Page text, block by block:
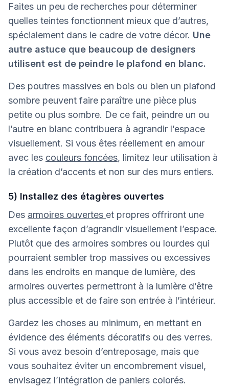
Faites un peu de recherches pour déterminer
quelles teintes fonctionnent mieux que d’autres,
spécialement dans le cadre de votre décor. Une
autre astuce que beaucoup de designers
utilisent est de peindre le plafond en blanc.
Des poutres massives en bois ou bien un plafond
sombre peuvent faire paraître une pièce plus
petite ou plus sombre. De ce fait, peindre un ou
l’autre en blanc contribuera à agrandir l’espace
visuellement. Si vous êtes réellement en amour
avec les couleurs foncées, limitez leur utilisation à
la création d’accents et non sur des murs entiers.
5) Installez des étagères ouvertes
Des armoires ouvertes et propres offriront une
excellente façon d’agrandir visuellement l’espace.
Plutôt que des armoires sombres ou lourdes qui
pourraient sembler trop massives ou excessives
dans les endroits en manque de lumière, des
armoires ouvertes permettront à la lumière d’être
plus accessible et de faire son entrée à l’intérieur.
Gardez les choses au minimum, en mettant en
évidence des éléments décoratifs ou des verres.
Si vous avez besoin d’entreposage, mais que
vous souhaitez éviter un encombrement visuel,
envisagez l’intégration de paniers colorés.